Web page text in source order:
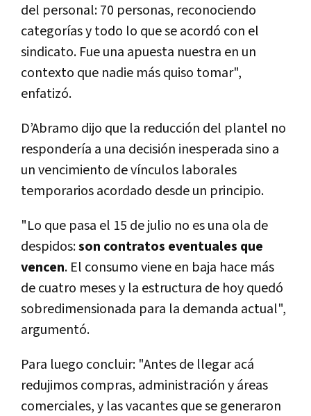
del personal: 70 personas, reconociendo
categorías y todo lo que se acordó con el
sindicato. Fue una apuesta nuestra en un
contexto que nadie más quiso tomar",
enfatizó.
D’Abramo dijo que la reducción del plantel no
respondería a una decisión inesperada sino a
un vencimiento de vínculos laborales
temporarios acordado desde un principio.
"Lo que pasa el 15 de julio no es una ola de
despidos:son contratos eventuales que
vencen. El consumo viene en baja hace más
de cuatro meses y la estructura de hoy quedó
sobredimensionada para la demanda actual",
argumentó.
Para luego concluir: "Antes de llegar acá
redujimos compras, administración y áreas
comerciales, y las vacantes que se generaron